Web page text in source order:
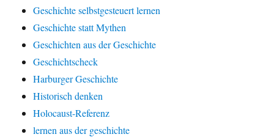
Geschichte selbstgesteuert lernen
Geschichte statt Mythen
Geschichten aus der Geschichte
Geschichtscheck
Harburger Geschichte
Historisch denken
Holocaust-Referenz
lernen aus der geschichte